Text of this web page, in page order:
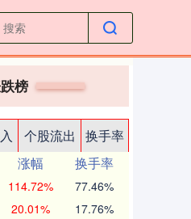
榜
个股流出
换手率
涨幅
换手率
114.72% 77.46%
20.01% 17.76%